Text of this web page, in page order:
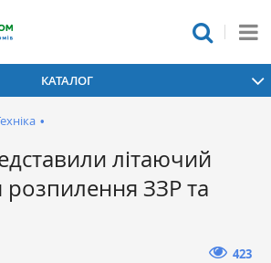
КАТАЛОГ
•
літаючий
розпилення ЗЗР та
423